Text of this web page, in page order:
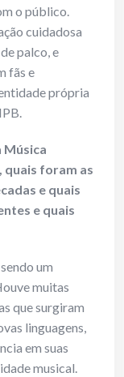
o público.
cuidadosa
palco, e
fãs e
própria
Música
quais foram as
e quais
e quais
um
muitas
que surgiram
linguagens,
em suas
musical.